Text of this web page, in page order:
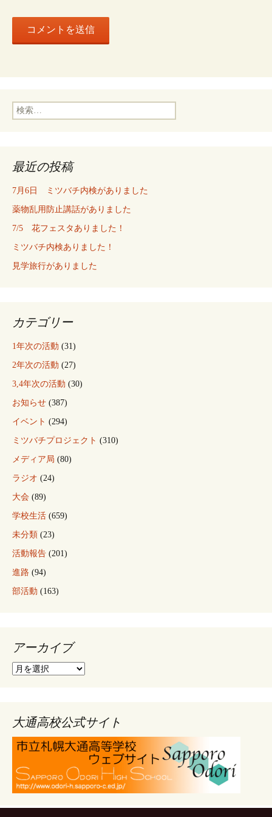
検
索:
最近の投稿
7月6日 ミツバチ内検がありました
薬物乱用防止講話がありました
7/5 花フェスタありました！
ミツバチ内検ありました！
見学旅行がありました
カテゴリー
1年次の活動 (31)
2年次の活動 (27)
3,4年次の活動 (30)
お知らせ (387)
イベント (294)
ミツバチプロジェクト (310)
メディア局 (80)
ラジオ (24)
大会 (89)
学校生活 (659)
未分類 (23)
活動報告 (201)
進路 (94)
部活動 (163)
アーカイブ
ア
ブ
大通高校公式サイト